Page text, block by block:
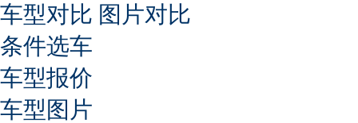
车型对比 图片对比
条件选车
车型报价
车型图片